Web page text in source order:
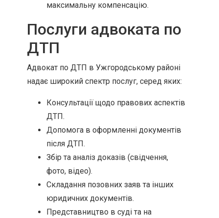
максимальну компенсацію.
Послуги адвоката по
ДТП
Адвокат по ДТП в Ужгородському районі
надає широкий спектр послуг, серед яких:
Консультації щодо правових аспектів
ДТП.
Допомога в оформленні документів
після ДТП.
Збір та аналіз доказів (свідчення,
фото, відео).
Складання позовних заяв та інших
юридичних документів.
Представництво в суді та на